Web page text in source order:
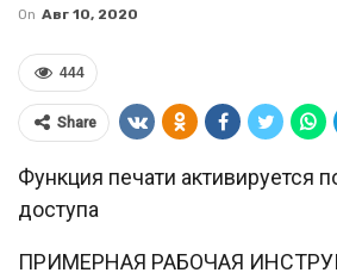
On Авг 10, 2020
444
Share
Функция печати активируется
доступа
ПРИМЕРНАЯ РАБОЧАЯ